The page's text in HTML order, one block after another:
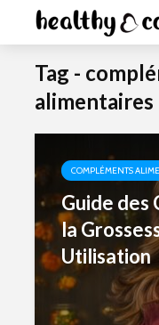
Tag -
alimentaires
COMPLÉMENTS
Guide des
la
Utilisation